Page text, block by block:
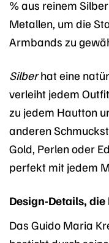
% aus reinem
Metallen, um die
Armbands zu
Silberhat eine
verleiht jedem
zu jedem Hautton
anderen
Gold, Perlen oder
perfekt mit jedem
Design-Details,
Das Guido Maria